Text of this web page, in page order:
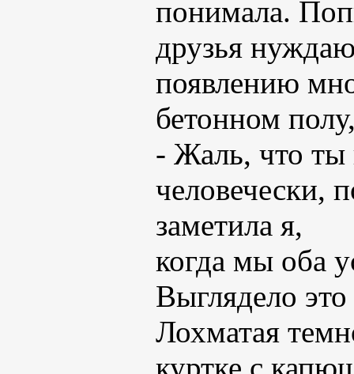
понимала.
друзья
появлению
бетонном
- Жаль, что
человечески,
заметила я,
когда мы оба
Выглядело
Лохматая